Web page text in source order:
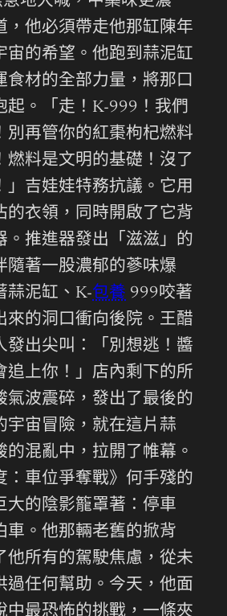
，他必須帶走他那缸陳年
宙的希望。他跑到蒜泥缸
食材的全部力量，將那口
起。「走！K-999！我們
別再管你的紅棗枸杞燃料
燃料是文明的基礎！沒了
」吉娃娃特務抗議。它用
的衣領，同時開啟了它背
。推進器發出「滋滋」的
隨著一股濃郁的蔘味爆
蒜泥缸、K-包養 999咬著
來的洞口衝向後院。王醋
發出尖叫：「別想逃！醬
追上你！」店內剩下的所
氣波震碎，發出了最後的
宇宙冒險，就在這片蒜
的混亂中，拉開了帷幕。
：車位爭奪戰》何手殘的
大的陰影籠罩著：停車
車。他那輛老舊的掀背
他所有的駕駛焦慮，從未
過任何幫助。今天，他面